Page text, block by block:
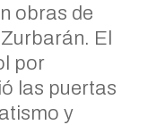
obras de
El
por
las puertas
y